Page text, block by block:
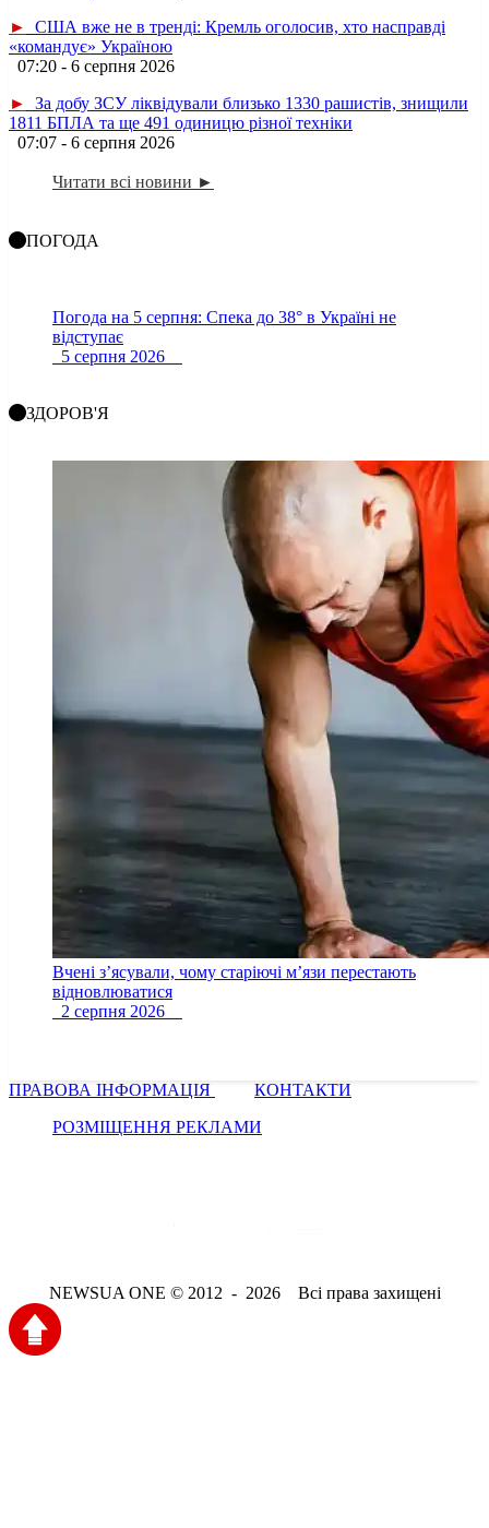
►
США вже не в тренді: Кремль оголосив, хто насправді
«командує» Україною
07:20 - 6 серпня 2026
►
За добу ЗСУ ліквідували близько 1330 рашистів, знищили
1811 БПЛА та ще 491 одиницю різної техніки
07:07 - 6 серпня 2026
Читати всі новини ►
ПОГОДА
Погода на 5 серпня: Спека до 38° в Україні не
відступає
5 серпня 2026
ЗДОРОВ'Я
Вчені з’ясували, чому старіючі м’язи перестають
відновлюватися
2 серпня 2026
ПРАВОВА ІНФОРМАЦІЯ
КОНТАКТИ
РОЗМІЩЕННЯ РЕКЛАМИ
NEWSUA ONE © 2012 - 2026 Всі права захищені